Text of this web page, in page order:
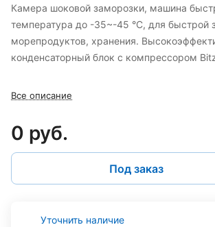
Камера шоковой заморозки, машина
температура до -35~-45 °C, для быстрой
морепродуктов, хранения.
конденсаторный блок с компрессором
Все описание
0 руб.
Под заказ
Уточнить наличие